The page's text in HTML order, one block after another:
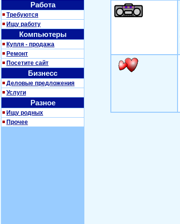
Работа
Требуются
Ищу работу
Компьютеры
Купля - продажа
Ремонт
Посетите сайт
Бизнесс
Деловые предложения
Услуги
Разное
Ищу родных
Прочее